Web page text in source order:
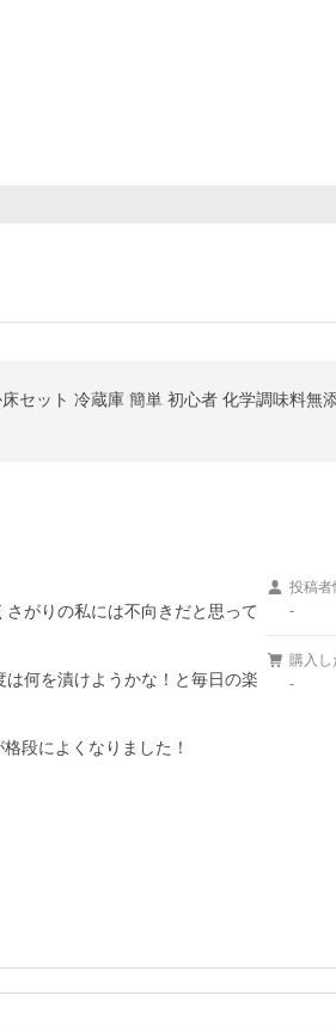
セット 冷蔵庫 簡単 初心者 化学調味料無
がりの私には不向きだと思って
何を漬けようかな！と毎日の楽
段によくなりました！
投稿者
-
購入し
-